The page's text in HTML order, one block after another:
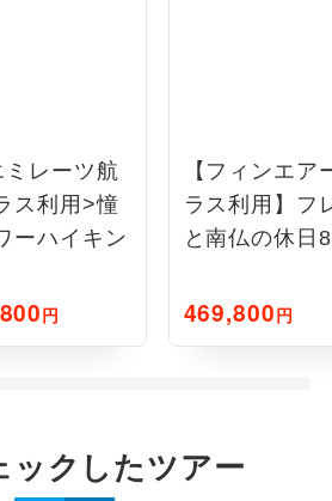
ミレーツ航
ス利用>憧
ーハイキン
円
【フィンエア
ラス利用】フ
と南仏の休日
469,800円
ックしたツアー